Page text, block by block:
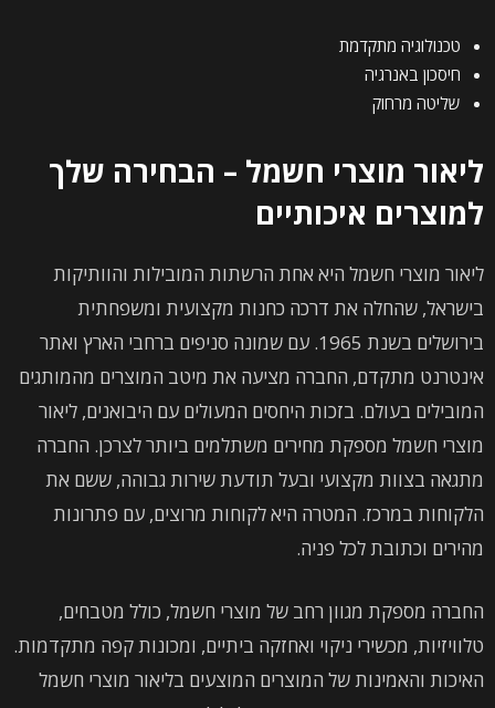
טכנולוגיה מתקדמת
חיסכון באנרגיה
שליטה מרחוק
ליאור מוצרי חשמל – הבחירה שלך
למוצרים איכותיים
ליאור מוצרי חשמל היא אחת הרשתות המובילות והוותיקות
בישראל, שהחלה את דרכה כחנות מקצועית ומשפחתית
בירושלים בשנת 1965. עם שמונה סניפים ברחבי הארץ ואתר
אינטרנט מתקדם, החברה מציעה את מיטב המוצרים מהמותגים
המובילים בעולם. בזכות היחסים המעולים עם היבואנים, ליאור
מוצרי חשמל מספקת מחירים משתלמים ביותר לצרכן. החברה
מתגאה בצוות מקצועי ובעל תודעת שירות גבוהה, ששם את
הלקוחות במרכז. המטרה היא לקוחות מרוצים, עם פתרונות
מהירים וכתובת לכל פניה.
החברה מספקת מגוון רחב של מוצרי חשמל, כולל מטבחים,
טלוויזיות, מכשירי ניקוי ואחזקה ביתיים, ומכונות קפה מתקדמות.
האיכות והאמינות של המוצרים המוצעים בליאור מוצרי חשמל